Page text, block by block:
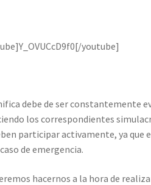
youtube]
debe de ser constantemente
los correspondientes
participar activamente, ya
de emergencia.
hacernos a la hora de